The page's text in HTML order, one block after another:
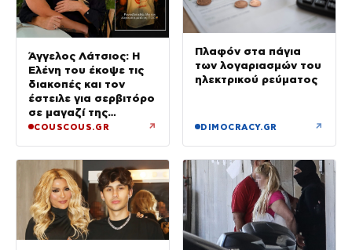
Άγγελος Λάτσιος: Η
Ελένη του έκοψε τις
διακοπές και τον
έστειλε για σερβιτόρο
σε μαγαζί της
Πεντέλης – Εκεί θα
COUSCOUS.GR ↗
Πλαφόν στα πάγια
των λογαριασμών του
ηλεκτρικού ρεύματος
DIMOCRACY.GR ↗